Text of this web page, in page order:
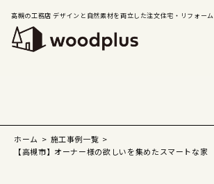
高槻の工務店 デザインと自然素材を両立した注文住宅・リフォーム
ホーム
施工事例一覧
【高槻市】オーナー様の欲しいを集めたスマートな家